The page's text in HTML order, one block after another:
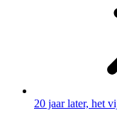
20 jaar later, het